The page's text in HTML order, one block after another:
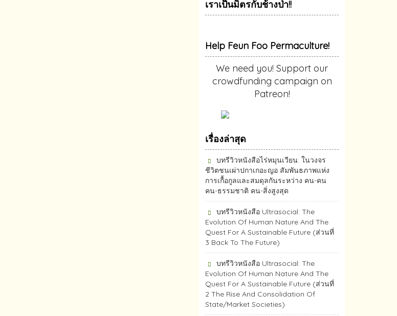
เราเป็นมิตรกับช้างป่า!!
Help Feun Foo Permaculture!
We need you! Support our
crowdfunding campaign on
Patreon!
เรื่องล่าสุด
บทรีวิวหนังสือไร่หมุนเวียน: ในวงจร
ชีวิตชนเผ่าปกาเกอะญอ สัมพันธภาพแห่ง
การเกื้อกูลและสมดุลกันระหว่าง คน-คน
คน-ธรรมชาติ คน-สิ่งสูงสุด
บทรีวิวหนังสือ Ultrasocial: The
Evolution Of Human Nature And The
Quest For A Sustainable Future (ส่วนที่
3 Back To The Future)
บทรีวิวหนังสือ Ultrasocial: The
Evolution Of Human Nature And The
Quest For A Sustainable Future (ส่วนที่
2 The Rise And Consolidation Of
State/Market Societies)